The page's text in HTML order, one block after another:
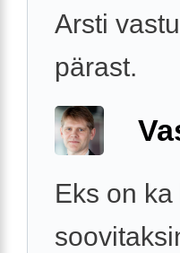
Arsti
pärast.
Eks on